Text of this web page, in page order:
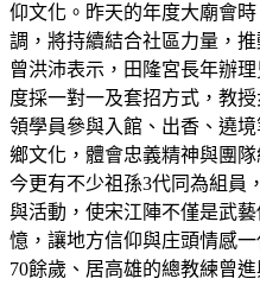
仰文化。昨天的年度大廟會
調，將持續結合社區力量，
曾洪沛表示，田隆宮長年辦
度採一對一及套招方式，教
領學員參與入館、出香、遶
鄉文化，體會忠義精神與團
今更有不少祖孫3代同為組員
與活動，使宋江陣不僅是武
憶，讓地方信仰與庄頭情感
70餘歲、居高雄的總教練曾